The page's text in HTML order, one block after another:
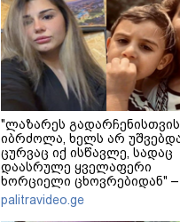
"ლაზარეს გადარჩენისთვის
იბრძოლა, ხელს არ
ცურვაც იქ ისწავლე, სადაც
დაასრულე ყველაფერი
ხორციელი ცხოვრებიდან"
წერს ხობში დაღუპული
შვილის ახლობელი?
palitravideo.ge